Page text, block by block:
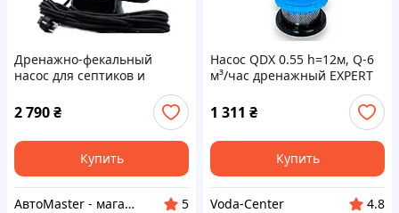
Дренажно-фекальный
насос для септиков и
PN26, Напор 8м,
Погружение 5м, Гарантия 3
года
2 790₴
Купить
АвтоMaster - магазин
5
Насос QDX 0.55 h=12м, Q-6
м³/час дренажный EXPERT
откачки септиков
1 311 ₴
Купить
Voda-Center
4.8